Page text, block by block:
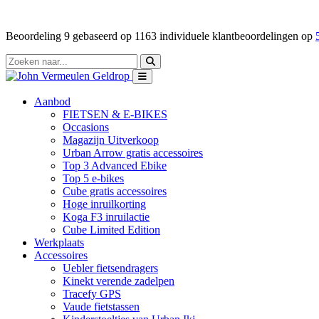
Beoordeling 9 gebaseerd op 1163 individuele klantbeoordelingen op
Aanbod
FIETSEN & E-BIKES
Occasions
Magazijn Uitverkoop
Urban Arrow gratis accessoires
Top 3 Advanced Ebike
Top 5 e-bikes
Cube gratis accessoires
Hoge inruilkorting
Koga F3 inruilactie
Cube Limited Edition
Werkplaats
Accessoires
Uebler fietsendragers
Kinekt verende zadelpen
Tracefy GPS
Vaude fietstassen